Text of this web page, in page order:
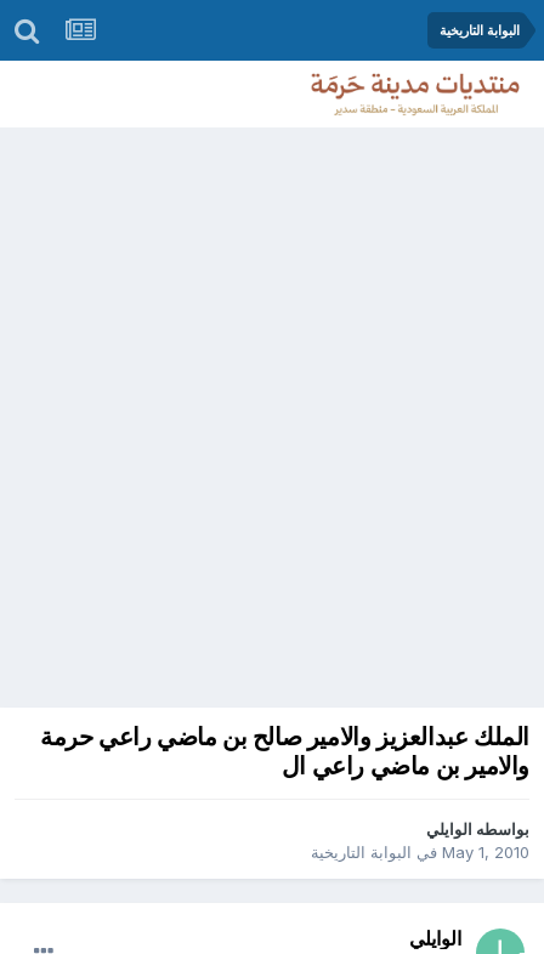
البوابة التاريخية
الملك عبدالعزيز والامير صالح بن ماضي راعي حرمة
والامير بن ماضي راعي ال
بواسطه الوايلي
May 1, 2010في البوابة التاريخية
الوايلي